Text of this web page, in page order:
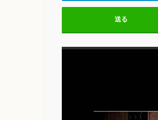
送る